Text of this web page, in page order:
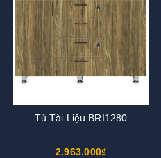
Tủ Tài Liệu BRI1280
2.963.000₫